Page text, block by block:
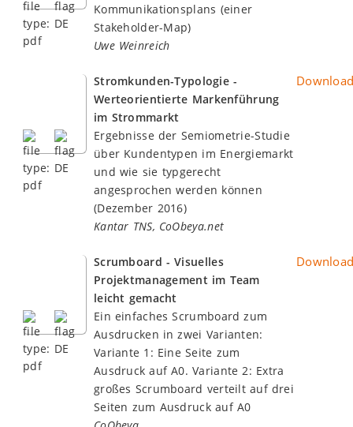
Kommunikationsplans (einer
Stakeholder-Map)
Uwe Weinreich
Stromkunden-Typologie -
Werteorientierte Markenführung
im Strommarkt
Ergebnisse der Semiometrie-Studie
über Kundentypen im Energiemarkt
und wie sie typgerecht
angesprochen werden können
(Dezember 2016)
Kantar TNS, CoObeya.net
Scrumboard - Visuelles
Projektmanagement im Team
leicht gemacht
Ein einfaches Scrumboard zum
Ausdrucken in zwei Varianten:
Variante 1: Eine Seite zum
Ausdruck auf A0. Variante 2: Extra
großes Scrumboard verteilt auf drei
Seiten zum Ausdruck auf A0